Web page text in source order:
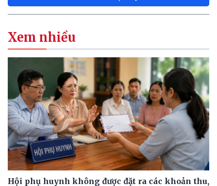
Xem nhiều
Hội phụ huynh không được đặt ra các khoản thu,